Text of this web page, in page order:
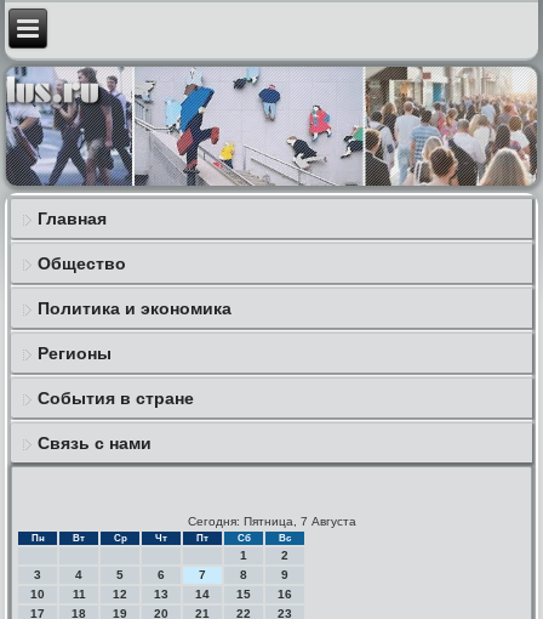
Главная
Общество
Политика и экономика
Регионы
События в стране
Связь с нами
Сегодня: Пятница, 7 Августа
Пн Вт Ср Чт Пт Сб Вс
1
2
3
4 5 6 7 8
9
10
11 12 13 14 15
16
17
18 19 20 21 22
23